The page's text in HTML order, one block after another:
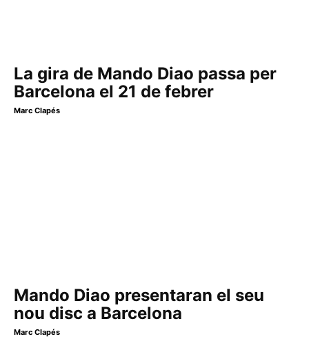
La gira de Mando Diao passa per
Barcelona el 21 de febrer
Marc Clapés
Mando Diao presentaran el seu
nou disc a Barcelona
Marc Clapés